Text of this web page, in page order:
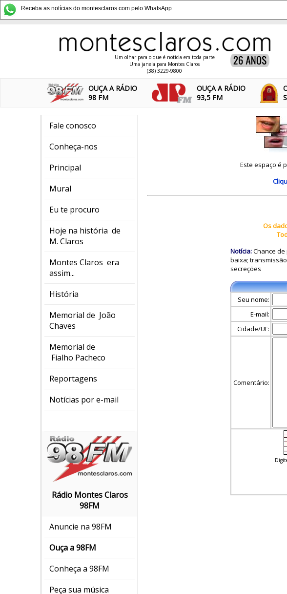
Receba as notícias do montesclaros.com pelo WhatsApp
Um olhar para o que é notícia em toda parte
Uma janela para Montes Claros
(38) 3229-9800
OUÇA A RÁDIO
98 FM
OUÇA A RÁDIO
93,5 FM
Fale conosco
Conheça-nos
Principal
Mural
Eu te procuro
Hoje na história de
M. Claros
Montes Claros era
assim...
História
Memorial de João
Chaves
Memorial de
Fialho Pacheco
Reportagens
Notícias por e-mail
Rádio Montes Claros
98FM
Anuncie na 98FM
Ouça a 98FM
Conheça a 98FM
Peça sua música
Este espaço é
Os
Notícia:Chance
baixa;
secreções
Seu nome:
E-mail:
Cidade/UF:
Comentário: